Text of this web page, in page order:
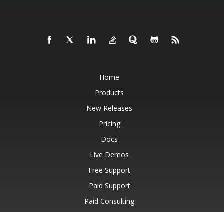
Home
Products
New Releases
Pricing
Docs
Live Demos
Free Support
Paid Support
Paid Consulting